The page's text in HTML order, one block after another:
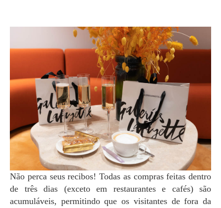
Não perca seus recibos! Todas as compras feitas dentro
de três dias (exceto em restaurantes e cafés) são
acumuláveis, permitindo que os visitantes de fora da